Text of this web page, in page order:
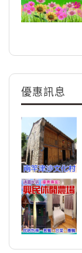
優惠訊息